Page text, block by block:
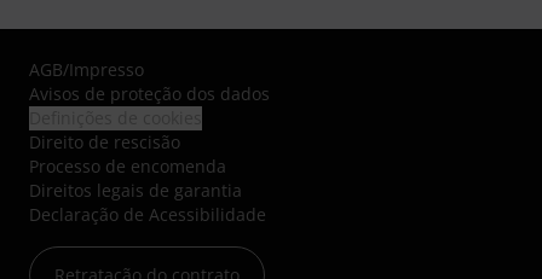
AGB/Impresso
Avisos de proteção dos dados
Direito de rescisão
Processo de encomenda
Direitos legais de garantia
Declaração de Acessibilidade